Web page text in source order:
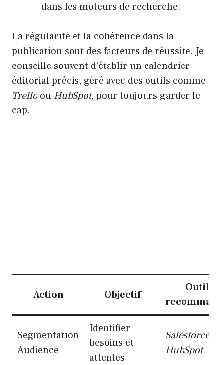
dans les moteurs de recherche.
La régularité et la cohérence dans la
publication sont des facteurs de réussite. Je
conseille souvent d’établir un calendrier
éditorial précis, géré avec des outils comme
Trello ou HubSpot, pour toujours garder le
cap.
Action Objectif
Outils
Segmentation
Audience
Identifier
besoins et
attentes
Salesforce
HubSpot